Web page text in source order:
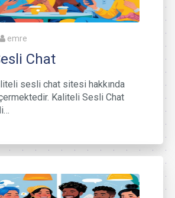
emre
Chat
sesli chat sitesi hakkında
Kaliteli Sesli Chat